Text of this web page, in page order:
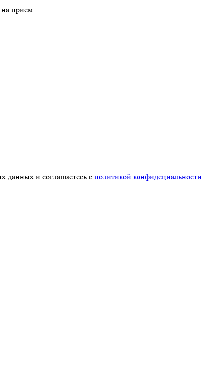
на прием
данных и соглашаетесь с политикой конфидециальности